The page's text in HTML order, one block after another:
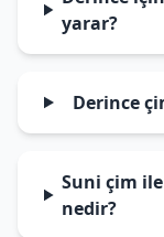
yarar?
Derince
Suni çim
nedir?